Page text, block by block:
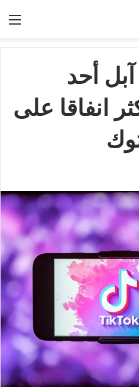
أحد
انفاقا على